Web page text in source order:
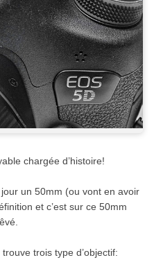
chargée d’histoire!
un 50mm (ou vont en avoir
et c’est sur ce 50mm
trois type d’objectif: